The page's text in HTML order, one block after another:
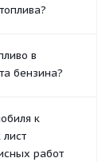
в
бензина?
к
работ